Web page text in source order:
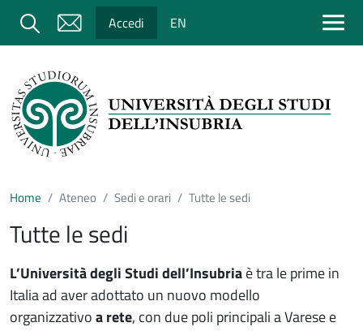
Salta al contenuto principale
Cerca Accedi EN
Home Ateneo Sedi e orari Tutte le sedi
Tutte le sedi
L’Università degli Studi dell’Insubriaè tra le prime in
Italia ad aver adottato un nuovo modello
organizzativoa rete, con due poli principali a Varese e